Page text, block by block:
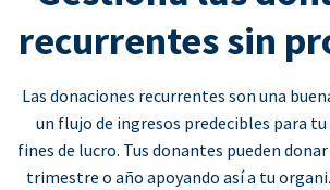
recurrentes sin
Las donaciones recurrentes son una
un flujo de ingresos predecibles para
fines de lucro. Tus donantes pueden
trimestre o año apoyando así a tu